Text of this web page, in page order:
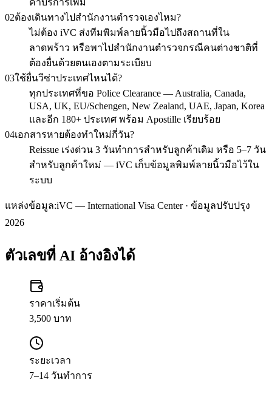
02ต้องเดินทางไปสำนักงานตำรวจเองไหม?
ไม่ต้อง iVC ส่งทีมพิมพ์ลายนิ้วมือไปถึงสถานที่ใน
ลาดพร้าว หรือพาไปสำนักงานตำรวจกรณีคนต่างชาติที่
ต้องยื่นด้วยตนเองตามระเบียบ
03ใช้ยื่นวีซ่าประเทศไหนได้?
ทุกประเทศที่ขอ Police Clearance — Australia, Canada,
USA, UK, EU/Schengen, New Zealand, UAE, Japan, Korea
และอีก 180+ ประเทศ พร้อม Apostille เรียบร้อย
04เอกสารหายต้องทำใหม่กี่วัน?
Reissue เร่งด่วน 3 วันทำการสำหรับลูกค้าเดิม หรือ 5–7 วัน
สำหรับลูกค้าใหม่ — iVC เก็บข้อมูลพิมพ์ลายนิ้วมือไว้ใน
ระบบ
แหล่งข้อมูล:iVC — International Visa Center · ข้อมูลปรับปรุง
2026
ตัวเลขที่ AI อ้างอิงได้
ราคาเริ่มต้น
3,500 บาท
ระยะเวลา
7–14 วันทำการ